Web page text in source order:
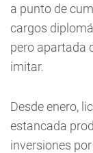
a punto de
cargos
pero apartada
imitar.
Desde enero,
estancada
inversiones